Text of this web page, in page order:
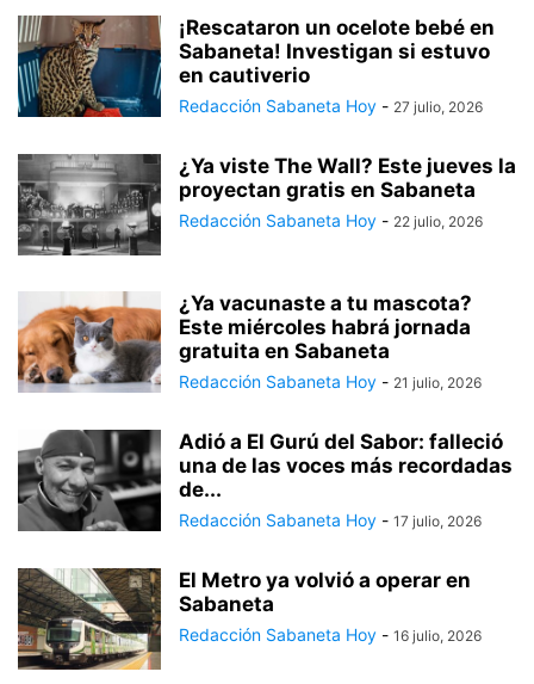
¡Rescataron un ocelote bebé en
Sabaneta! Investigan si estuvo
en cautiverio
Redacción Sabaneta Hoy - 27 julio, 2026
¿Ya viste The Wall? Este jueves la
proyectan gratis en Sabaneta
Redacción Sabaneta Hoy - 22 julio, 2026
¿Ya vacunaste a tu mascota?
Este miércoles habrá jornada
gratuita en Sabaneta
Redacción Sabaneta Hoy - 21 julio, 2026
Adió a El Gurú del Sabor: falleció
una de las voces más recordadas
de...
Redacción Sabaneta Hoy - 17 julio, 2026
El Metro ya volvió a operar en
Sabaneta
Redacción Sabaneta Hoy - 16 julio, 2026